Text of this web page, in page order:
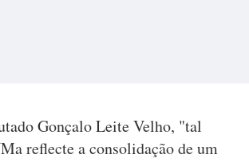
Gonçalo Leite Velho, "tal
reflecte a consolidação de um